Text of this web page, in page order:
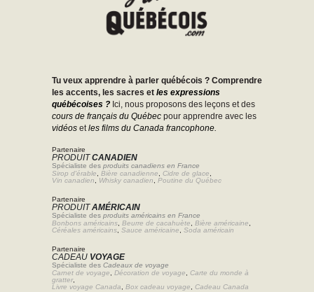
Tu veux apprendre à parler québécois ? Comprendre
les accents, les sacres et les expressions
québécoises ? Ici, nous proposons des leçons et des
cours de français du Québec pour apprendre avec les
vidéos etles films du Canada francophone.
Partenaire
PRODUITCANADIEN
Spécialiste des produits canadiens en France
Sirop d'érable
Bière canadienne Cidre de glace
Vin canadien
Whisky canadien Poutine du Québec
Partenaire
PRODUITAMÉRICAIN
Spécialiste des produits américains en France
Bonbons américains Beurre de cacahuète Bière américaine
Céréales américains Sauce américaine Soda américain
Partenaire
CADEAU VOYAGE
Spécialiste des Cadeaux de voyage
Carnet de voyage
Décoration de voyage
Carte du monde à
gratter,
Livre voyage Canada
Box cadeau voyage Cadeau Canada